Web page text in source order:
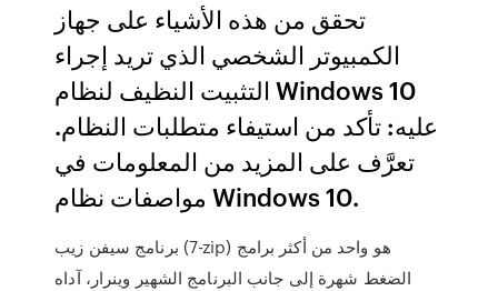
تحقق من هذه الأشياء على جهاز
الكمبيوتر الشخصي الذي تريد إجراء
التثبيت النظيف لنظام Windows 10
عليه: تأكد من استيفاء متطلبات النظام.
تعرَّف على المزيد من المعلومات في
مواصفات نظام Windows 10.
برنامج سيفن زيب (7-zip) هو واحد من أكثر برامج
الضغط شهرة إلى جانب البرنامج الشهير وينرار، آداه